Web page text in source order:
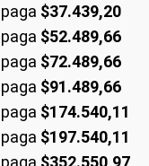
$37.439,20
$52.489,66
$72.489,66
$91.489,66
$174.540,11
$197.540,11
$352.550,97